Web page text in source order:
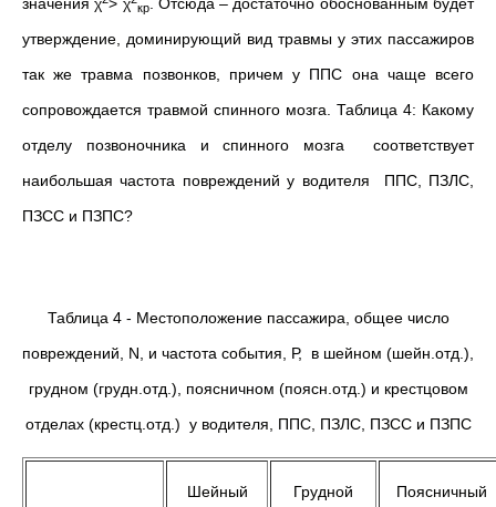
кр
утверждение, доминирующий вид травмы у этих пассажиров
так же травма позвонков, причем у ППС она чаще всего
сопровождается травмой спинного мозга. Таблица 4: Какому
отделу позвоночника и спинного мозга соответствует
наибольшая частота повреждений у водителя ППС, ПЗЛС,
ПЗСС и ПЗПС?
Таблица 4 - Местоположение пассажира, общее число
повреждений, N, и частота события, Р, в шейном (шейн.отд.),
грудном (грудн.отд.), поясничном (поясн.отд.) и крестцовом
отделах (крестц.отд.) у водителя, ППС, ПЗЛС, ПЗСС и ПЗПС
Шейный Грудной Поясничный